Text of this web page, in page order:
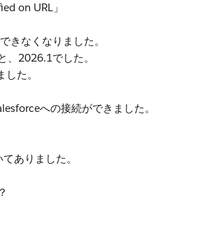
on URL」
きなくなりました。
、2026.1でした。
た。
への接続ができました。
ありました。